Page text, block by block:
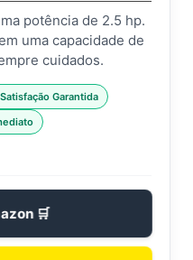
potência de 2.5 hp.
uma capacidade de
cuidados.
Satisfação Garantida
🛒